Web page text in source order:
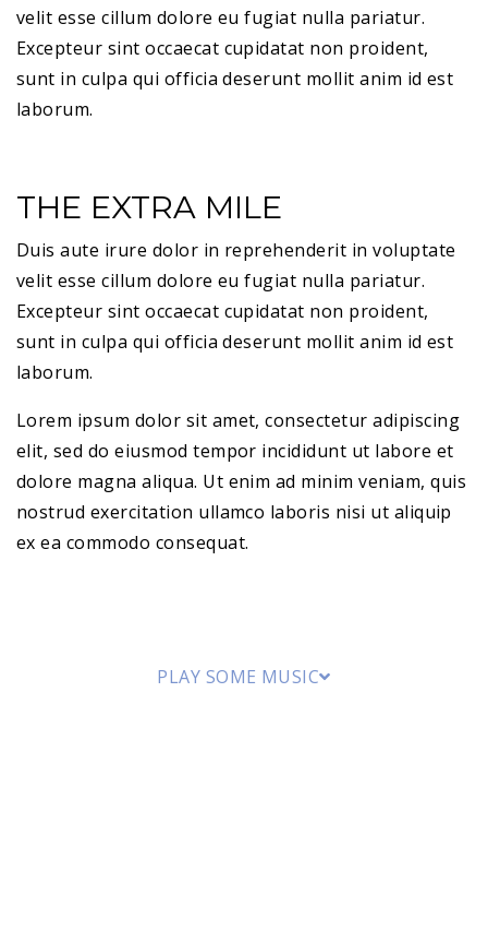
velit esse cillum dolore eu fugiat nulla pariatur.
Excepteur sint occaecat cupidatat non proident,
sunt in culpa qui officia deserunt mollit anim id est
laborum.
THE EXTRA MILE
Duis aute irure dolor in reprehenderit in voluptate
velit esse cillum dolore eu fugiat nulla pariatur.
Excepteur sint occaecat cupidatat non proident,
sunt in culpa qui officia deserunt mollit anim id est
laborum.
Lorem ipsum dolor sit amet, consectetur adipiscing
elit, sed do eiusmod tempor incididunt ut labore et
dolore magna aliqua. Ut enim ad minim veniam, quis
nostrud exercitation ullamco laboris nisi ut aliquip
ex ea commodo consequat.
PLAY SOME MUSIC